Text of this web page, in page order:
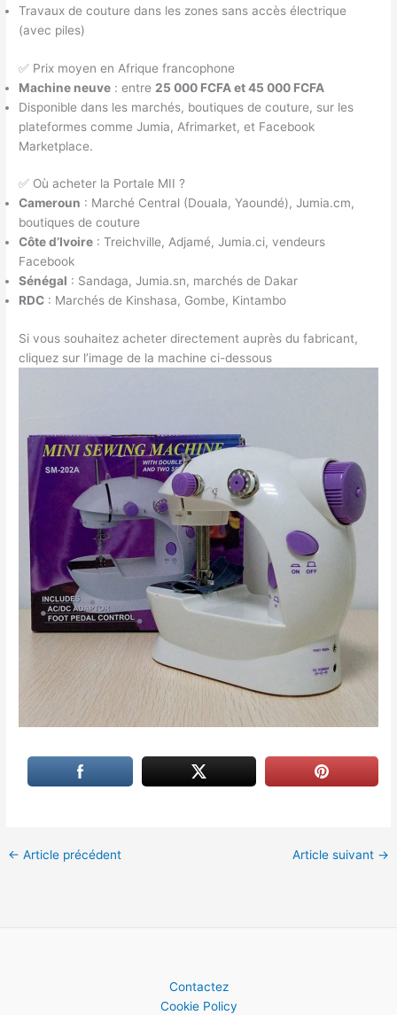
Travaux de couture dans les zones sans accès électrique
(avec piles)
✅ Prix moyen en Afrique francophone
Machine neuve : entre 25 000 FCFA et 45 000 FCFA
Disponible dans les marchés, boutiques de couture, sur les
plateformes comme Jumia, Afrimarket, et Facebook
Marketplace.
✅ Où acheter la Portale MII ?
Cameroun : Marché Central (Douala, Yaoundé), Jumia.cm,
boutiques de couture
Côte d’Ivoire : Treichville, Adjamé, Jumia.ci, vendeurs
Facebook
Sénégal : Sandaga, Jumia.sn, marchés de Dakar
RDC : Marchés de Kinshasa, Gombe, Kintambo
Si vous souhaitez acheter directement auprès du fabricant,
cliquez sur l’image de la machine ci-dessous
← Article précédent Article suivant →
Contactez
Cookie Policy